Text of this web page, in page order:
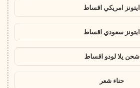
ايتونز امريكي اقساط
ايتونز سعودي اقساط
شحن يلا لودو اقساط
حناء شعر